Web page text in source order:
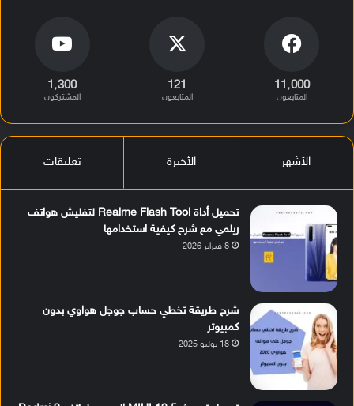
11٬000
المتابعون
121
المتابعون
1٬300
المشتركون
الأشهر الأخيرة تعليقات
تحميل أداة Realme Flash Tool لتفليش هواتف
ريلمي مع شرح كيفية استخدامها
8 فبراير 2026
شرح طريقة تخطي حساب جوجل هواوي بدون
كمبيوتر
18 يوليو 2025